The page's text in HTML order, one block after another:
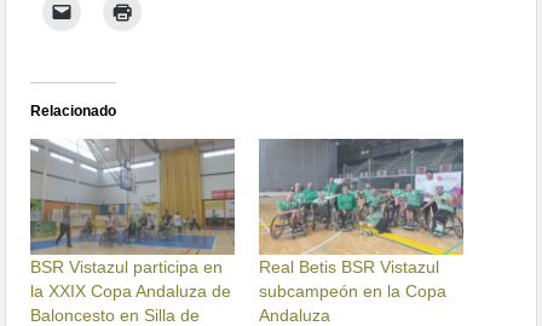
Relacionado
BSR Vistazul participa en
la XXIX Copa Andaluza de
Baloncesto en Silla de
Real Betis BSR Vistazul
subcampeón en la Copa
Andaluza